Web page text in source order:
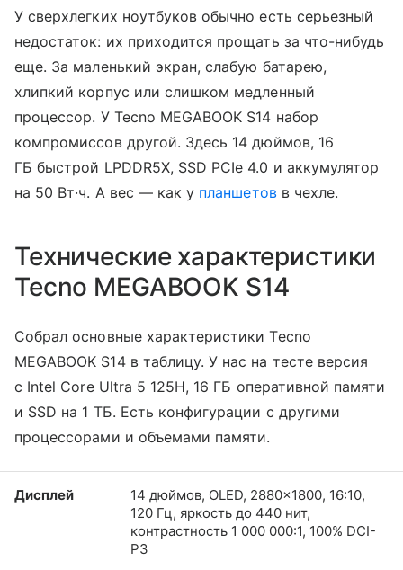
У сверхлегких ноутбуков обычно есть серьезный
недостаток: их приходится прощать за что-нибудь
еще. За маленький экран, слабую батарею,
хлипкий корпус или слишком медленный
процессор. У Tecno MEGABOOK S14 набор
компромиссов другой. Здесь 14 дюймов, 16
ГБ быстрой LPDDR5X, SSD PCIe 4.0 и аккумулятор
на 50 Вт·ч. А вес — как у планшетовв чехле.
Технические характеристики
Tecno MEGABOOK S14
Собрал основные характеристики Tecno
MEGABOOK S14 в таблицу. У нас на тесте версия
с Intel Core Ultra 5 125H, 16 ГБ оперативной памяти
и SSD на 1 ТБ. Есть конфигурации с другими
процессорами и объемами памяти.
Дисплей
14 дюймов, OLED, 2880×1800, 16:10,
120 Гц, яркость до 440 нит,
контрастность 1 000 000:1, 100% DCI-
P3